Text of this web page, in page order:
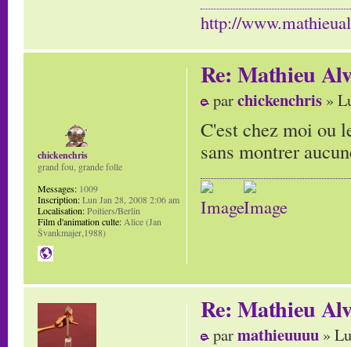
http://
Re: Mathieu
parchickenchris »
C'est chez moi ou
sans montrer
chickenchris
grand fou, grande folle
Messages: 1009
Inscription:Lun Jan 28, 2008 2:06 am
Localisation:Poitiers/Berlin
Film d'animation culte: Alice (Jan
Švankmajer,1988)
Re: Mathieu
parmathieuuuu »